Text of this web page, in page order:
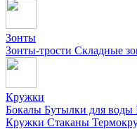
Зонты
Зонты-трости Складные
Кружки
Бокалы Бутылки для воды
Кружки Стаканы